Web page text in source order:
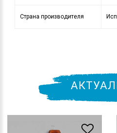
Страна производителя